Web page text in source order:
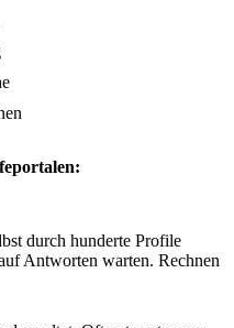
durch hunderte Profile
Antworten warten. Rechnen